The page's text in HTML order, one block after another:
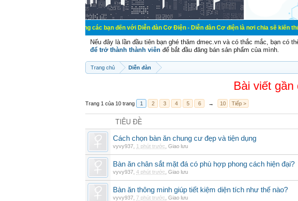
Chào mừng các bạn đến với Diễn đàn Cơ Điện - Diễn đàn Cơ điện là nơi chia sẽ kiến thức kinh
Nếu đây là lần đầu tiên bạn ghé thăm dmec.vn và có thắc mắc, bạn có
để trở thành thành viên để bắt đầu đăng bán sản phẩm của mình.
Trang chủ Diễn đàn
Bài viết gần
Trang 1 của 10 trang 1 2 3 4 5 6 → 10 Tiếp >
TIÊU ĐỀ
Cách chọn bàn ăn chung cư đẹp và tiện dụng
vyvy937 1 phút trước Giao lưu
Bàn ăn chân sắt mặt đá có phù hợp phong cách hiện đại?
vyvy937 4 phút trước Giao lưu
Bàn ăn thông minh giúp tiết kiệm diện tích như thế nào?
vyvy937 7 phút trước Giao lưu